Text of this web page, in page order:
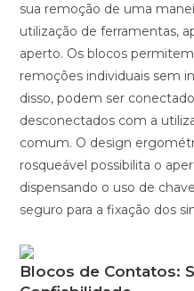
sua remoção de uma
utilização de ferramentas,
aperto. Os blocos
remoções individuais sem
disso, podem ser
desconectados com a
comum. O design
rosqueável possibilita o
dispensando o uso de
seguro para a fixação dos
Blocos de Contatos: